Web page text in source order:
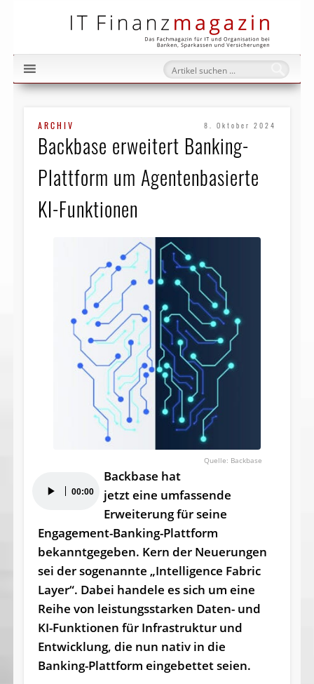
ARCHIV 8. Oktober 2024
Backbase erweitert Banking-
Plattform um Agentenbasierte
KI-Funktionen
Backbase
Player 00:00
Backbase hat
jetzt eine umfassende
Erweiterung für seine
Engagement-Banking-Plattform
bekanntgegeben. Kern der Neuerungen
sei der sogenannte „Intelligence Fabric
Layer“. Dabei handele es sich um eine
Reihe von leistungsstarken Daten- und
KI-Funktionen für Infrastruktur und
Entwicklung, die nun nativ in die
Banking-Plattform eingebettet seien.